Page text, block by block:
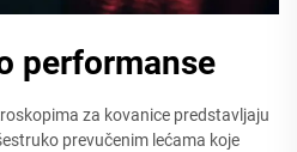
performanse
za kovanice predstavljaju
prevučenim lećama koje